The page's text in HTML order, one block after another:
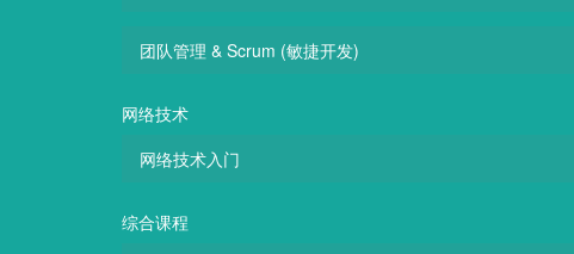
团队管理 & Scrum (敏捷开发)
网络技术
网络技术入门
综合课程